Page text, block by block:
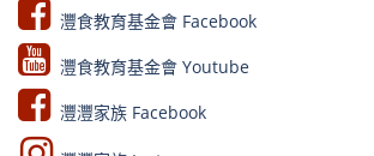
灃食教育基金會 Facebook​
灃食教育基金會 Youtube​​
灃灃家族 Facebook